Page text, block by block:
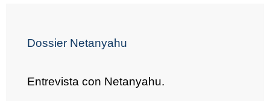
Dossier Netanyahu
Entrevista con Netanyahu.